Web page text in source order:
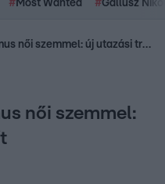
# Most Wanted #Gallusz
Fenntartható turizmus női szemmel: új utazási trend hódít
női szemmel: